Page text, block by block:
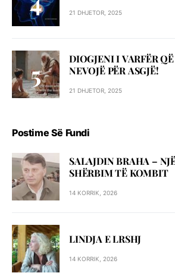
21 DHJETOR, 2025
DIOGJENI I VARFËR
NEVOJË PËR ASGJË!
21 DHJETOR, 2025
Postime Së Fundi
SALAJDIN BRAHA –
SHЁRBIM TЁ KOMBIT
14 KORRIK, 2026
LINDJA E LRSHJ
14 KORRIK, 2026